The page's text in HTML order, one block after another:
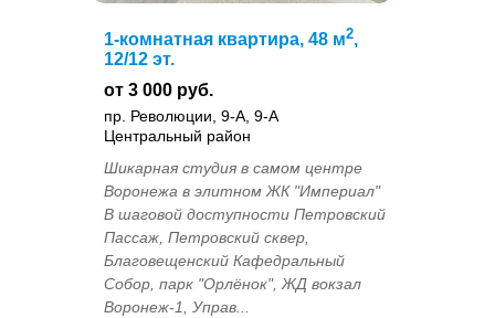
1-комнатная квартира, 48 м2,
12/12 эт.
от 3 000 руб.
пр. Революции, 9-А, 9-А
Центральный район
Шикарная студия в самом центре
Воронежа в элитном ЖК "Империал"
В шаговой доступности Петровский
Пассаж, Петровский сквер,
Благовещенский Кафедральный
Собор, парк "Орлёнок", ЖД вокзал
Воронеж-1, Управ...